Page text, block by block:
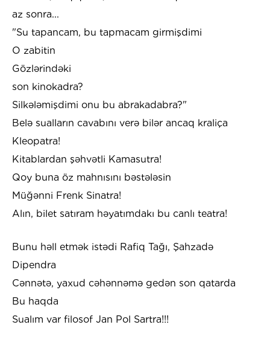
az sonra...
"Su tapancam, bu tapmacam girmişdimi
O zabitin
Gözlərindəki
son kinokadra?
Silkələmişdimi onu bu abrakadabra?"
Belə sualların cavabını verə bilər ancaq kraliça
Kleopatra!
Kitablardan şəhvətli Kamasutra!
Qoy buna öz mahnısını bəstələsin
Müğənni Frenk Sinatra!
Alın, bilet satıram həyatımdakı bu canlı teatra!
Bunu həll etmək istədi Rafiq Tağı, Şahzadə
Dipendra
Cənnətə, yaxud cəhənnəmə gedən son qatarda
Bu haqda
Sualım var filosof Jan Pol Sartra!!!